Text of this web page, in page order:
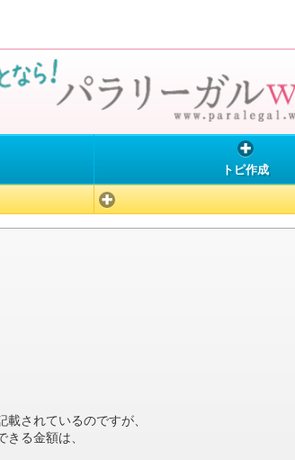
トピ作成
されているのですが、
る金額は、